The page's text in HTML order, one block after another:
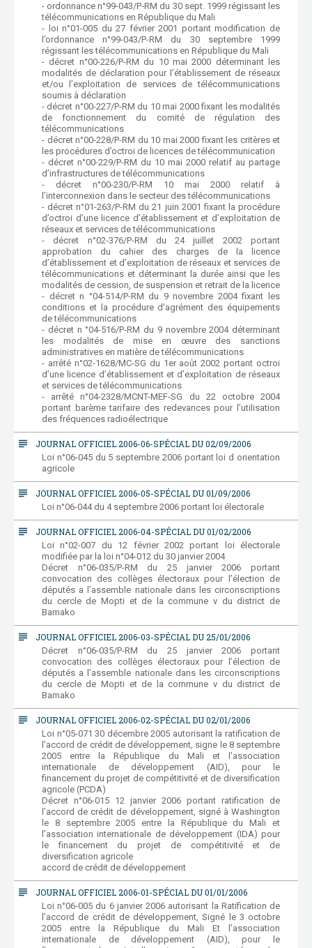
- ordonnance n°99-043/P-RM du 30 sept. 1999 régissant les
télécommunications en République du Mali
- loi n°01-005 du 27 février 2001 portant modification de
l’ordonnance n°99-043/P-RM du 30 septembre 1999
régissant les télécommunications en République du Mali
- décret n°00-226/P-RM du 10 mai 2000 déterminant les
modalités de déclaration pour l’établissement de réseaux
et/ou l’exploitation de services de télécommunications
soumis à déclaration
- décret n°00-227/P-RM du 10 mai 2000 fixant les modalités
de fonctionnement du comité de régulation des
télécommunications
- décret n°00-228/P-RM du 10 mai 2000 fixant les critères et
les procédures d’octroi de licences de télécommunication
- décret n°00-229/P-RM du 10 mai 2000 relatif au partage
d’infrastructures de télécommunications
- décret n°00-230/P-RM 10 mai 2000 relatif à
l’interconnexion dans le secteur des télécommunications
- décret n°01-263/P-RM du 21 juin 2001 fixant la procédure
d’octroi d’une licence d’établissement et d’exploitation de
réseaux et services de télécommunications
- décret n°02-376/P-RM du 24 juillet 2002 portant
approbation du cahier des charges de la licence
d’établissement et d’exploitation de réseaux et services de
télécommunications et déterminant la durée ainsi que les
modalités de cession, de suspension et retrait de la licence
- décret n °04-514/P-RM du 9 novembre 2004 fixant les
conditions et la procédure d’agrément des équipements
de télécommunications
- décret n °04-516/P-RM du 9 novembre 2004 déterminant
les modalités de mise en œuvre des sanctions
administratives en matière de télécommunications
- arrêté n°02-1628/MC-SG du 1er août 2002 portant octroi
d’une licence d’établissement et d’exploitation de réseaux
et services de télécommunications
- arrêté n°04-2328/MCNT-MEF-SG du 22 octobre 2004
portant barème tarifaire des redevances pour l’utilisation
des fréquences radioélectrique
subject JOURNAL OFFICIEL 2006-06-SPÉCIAL DU 02/09/2006
Loi n°06-045 du 5 septembre 2006 portant loi d orientation
agricole
subject JOURNAL OFFICIEL 2006-05-SPÉCIAL DU 01/09/2006
Loi n°06-044 du 4 septembre 2006 portant loi électorale
subject JOURNAL OFFICIEL 2006-04-SPÉCIAL DU 01/02/2006
Loi n°02-007 du 12 février 2002 portant loi électorale
modifiée par la loi n°04-012 du 30 janvier 2004
Décret n°06-035/P-RM du 25 janvier 2006 portant
convocation des collèges électoraux pour l’élection de
députés a l’assemble nationale dans les circonscriptions
du cercle de Mopti et de la commune v du district de
Bamako
subject JOURNAL OFFICIEL 2006-03-SPÉCIAL DU 25/01/2006
Décret n°06-035/P-RM du 25 janvier 2006 portant
convocation des collèges électoraux pour l’élection de
députés a l’assemble nationale dans les circonscriptions
du cercle de Mopti et de la commune v du district de
Bamako
subject JOURNAL OFFICIEL 2006-02-SPÉCIAL DU 02/01/2006
Loi n°05-071 30 décembre 2005 autorisant la ratification de
l’accord de crédit de développement, signe le 8 septembre
2005 entre la République du Mali et l’association
internationale de développement (AID), pour le
financement du projet de compétitivité et de diversification
agricole (PCDA)
Décret n°06-015 12 janvier 2006 portant ratification de
l’accord de crédit de développement, signé à Washington
le 8 septembre 2005 entre la République du Mali et
l’association internationale de développement (IDA) pour
le financement du projet de compétitivité et de
diversification agricole
accord de crédit de développement
subject JOURNAL OFFICIEL 2006-01-SPÉCIAL DU 01/01/2006
Loi n°06-005 du 6 janvier 2006 autorisant la Ratification de
l’accord de crédit de développement, Signé le 3 octobre
2005 entre la République du Mali Et l’association
internationale de développement (AID), pour le